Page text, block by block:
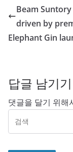
Beam
driven by
Elephant Gin
답글 남기기
댓글을 달기 위해